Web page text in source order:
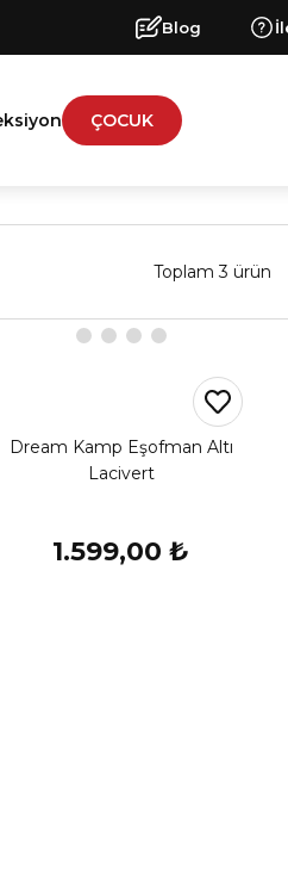
Blog
ÇOCUK
Toplam 3 ürün
Dream Kamp Eşofman Altı
Lacivert
1.599,00 ₺